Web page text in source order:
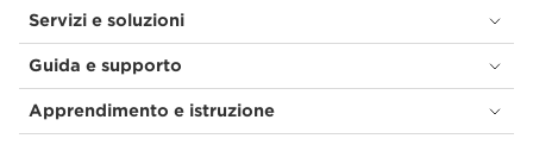
Servizi e soluzioni
Guida e supporto
Apprendimento e istruzione